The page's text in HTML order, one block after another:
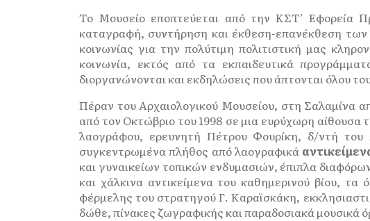
Το Μουσείο εποπτεύεται από την ΚΣΤ’ Εφορεία
καταγραφή, συντήρηση και έκθεση-επανέκθεση
κοινωνίας για την πολύτιμη πολιτιστική μας
κοινωνία, εκτός από τα εκπαιδευτικά
διοργανώνονται και εκδηλώσεις που άπτονται όλου
Πέραν του Αρχαιολογικού Μουσείου, στη Σαλαμίνα
από τον Οκτώβριο του 1998 σε μια ευρύχωρη αίθουσα
λαογράφου, ερευνητή Πέτρου Φουρίκη, δ/ντή του
συγκεντρωμένα πλήθος από λαογραφικά
και γυναικείων τοπικών ενδυμασιών, έπιπλα
και χάλκινα αντικείμενα του καθημερινού βίου,
φέρμελης του στρατηγού Γ. Καραϊσκάκη,
δώθε, πίνακες ζωγραφικής και παραδοσιακά μουσικά